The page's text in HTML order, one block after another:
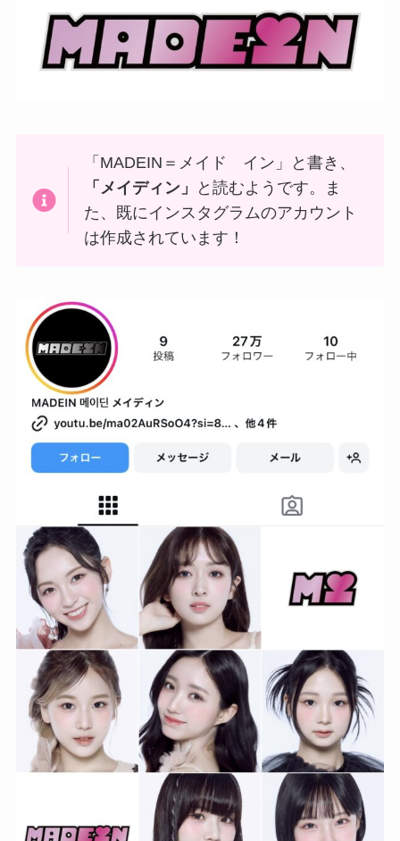
「MADEIN＝メイド イン」と書き、
「メイディン」
と読むようです。ま
た、既にインスタグラムのアカウント
は作成されています！